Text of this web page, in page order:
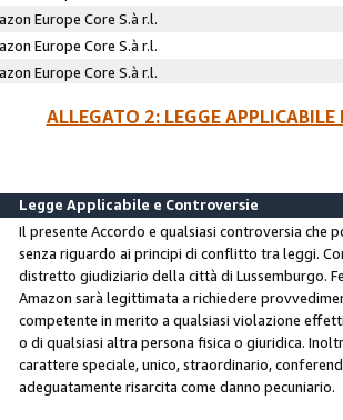
Europe Core S.à r.l.
Europe Core S.à r.l.
Europe Core S.à r.l.
ALLEGATO 2: LEGGE
Legge Applicabile e Controversie
Il presente Accordo e qualsiasi controversia che
senza riguardo ai principi di conflitto tra leggi.
distretto giudiziario della città di Lussemburgo.
Amazon sarà legittimata a richiedere
competente in merito a qualsiasi violazione
o di qualsiasi altra persona fisica o giuridica.
carattere speciale, unico, straordinario,
adeguatamente risarcita come danno pecuniario.